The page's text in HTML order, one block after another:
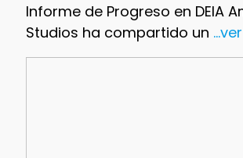
Informe de Progreso en DEIA
Studios ha compartido un